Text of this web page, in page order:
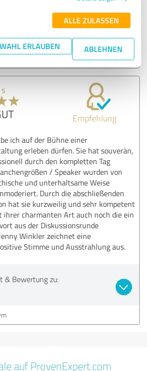
ALLE ZULASSEN
ERLAUBEN ABLEHNEN
Empfehlung
ich auf der Bühne einer
erleben dürfen. Sie hat souverän,
durch den kompletten Tag
/ Speaker wurden von
und unterhaltsame Weise
Durch die abschließenden
hat sie kurzweilig und sehr kompetent
charmanten Art auch noch die ein
aus der Diskussionsrunde
Winkler zeichnet eine
Stimme und Ausstrahlung aus.
& Bewertung zu:
auf ProvenExpert.com